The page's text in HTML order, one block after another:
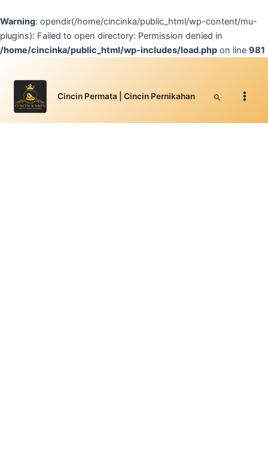
Warning: opendir(/home/cincinka/public_html/wp-content/mu-
plugins): Failed to open directory: Permission denied in
/home/cincinka/public_html/wp-includes/load.php on line 981
ke
konten
Cincin Permata | Cincin Pernikahan Cari
Permata
Emas
Putih
|
Facebook
Instagram
YouTube
WhatsApp
Google
TikTok